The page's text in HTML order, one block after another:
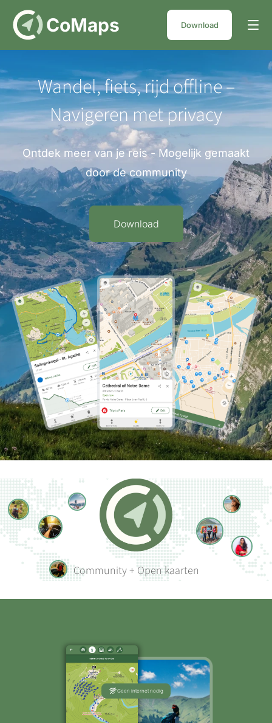
DE CoMaps Download
Wandel, fiets, rijd offline –
Navigeren met privacy
Ontdek meer van je reis - Mogelijk gemaakt
door de community
Download
Community + Open kaarten
Geen internet nodig